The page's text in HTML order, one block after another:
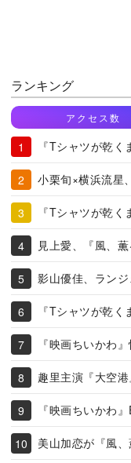
ランキング
アクセス数
『Tシャツが乾
小栗旬×横浜流星
『Tシャツが乾
見上愛、『風、
影山優佳、ラン
『Tシャツが乾
『映画ちいかわ
趣里主演『大空
『映画ちいかわ
美山加恋が『風